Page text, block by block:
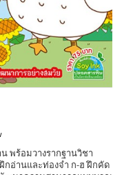
พร้อมวางรากฐานวิชา
กอ่านและท่องจำ ก-ฮ ฝึกคัด